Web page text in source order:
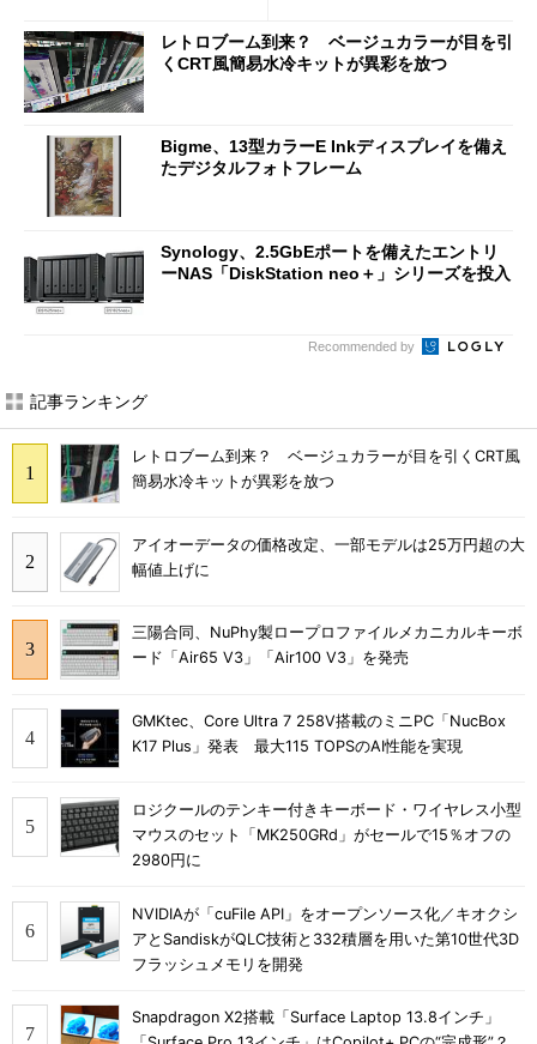
レトロブーム到来？ ベージュカラーが目を引
くCRT風簡易水冷キットが異彩を放つ
Bigme、13型カラーE Inkディスプレイを備え
たデジタルフォトフレーム
Synology、2.5GbEポートを備えたエントリ
ーNAS「DiskStation neo＋」シリーズを投入
Recommended by
記事ランキング
レトロブーム到来？ ベージュカラーが目を引くCRT風
簡易水冷キットが異彩を放つ
アイオーデータの価格改定、一部モデルは25万円超の大
幅値上げに
三陽合同、NuPhy製ロープロファイルメカニカルキーボ
ード「Air65 V3」「Air100 V3」を発売
GMKtec、Core Ultra 7 258V搭載のミニPC「NucBox
K17 Plus」発表 最大115 TOPSのAI性能を実現
ロジクールのテンキー付きキーボード・ワイヤレス小型
マウスのセット「MK250GRd」がセールで15％オフの
2980円に
NVIDIAが「cuFile API」をオープンソース化／キオクシ
アとSandiskがQLC技術と332積層を用いた第10世代3D
フラッシュメモリを開発
Snapdragon X2搭載「Surface Laptop 13.8インチ」